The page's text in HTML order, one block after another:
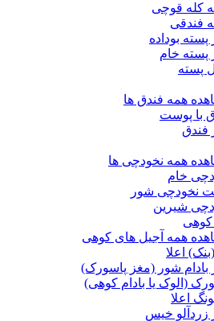
کله قوچی
فندقی
پسته بوداده
پسته خام
پسته
همه فندق ها
با پوست
فندق
همه نخودچی ها
خام
نخودچی شور
شیرین
کوهی
همه آجیل های کوهی
اعلا
بادام شور (مغز پاسورک)
(الوک یا بادام کوهی)
اعلا
زردآلو خیس